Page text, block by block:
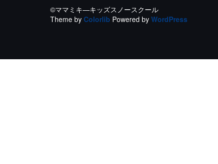
©ママミキ―キッズスノースクール
Theme by Colorlib Powered by WordPress